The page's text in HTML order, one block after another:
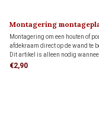
Montagering
Montagering om een houten of
afdekraam direct op de wand te
Dit artikel is alleen nodig
FONTINI-afdekraam als
€2,90